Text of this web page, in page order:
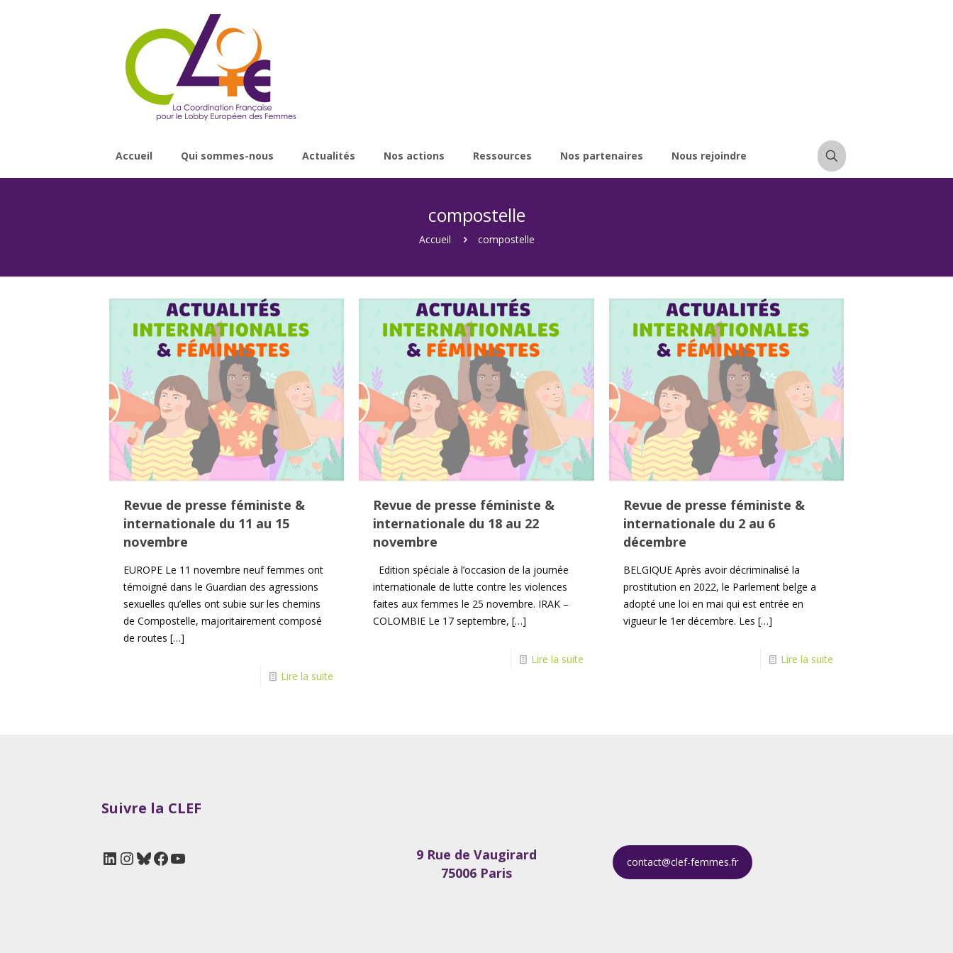
Accueil Qui sommes-nous Actualités Nos actions Ressources Nos partenaires Nous rejoindre
compostelle
Accueil compostelle
Revue de presse féministe &
internationale du 11 au 15
novembre
EUROPE Le 11 novembre neuf femmes ont
témoigné dans le Guardian des agressions
sexuelles qu’elles ont subie sur les chemins
de Compostelle, majoritairement composé
de routes […]
Lire la suite
Revue de presse féministe &
internationale du 18 au 22
novembre
Edition spéciale à l’occasion de la journée
internationale de lutte contre les violences
faites aux femmes le 25 novembre. IRAK –
COLOMBIE Le 17 septembre, […]
Lire la suite
Revue de presse féministe &
internationale du 2 au 6
décembre
BELGIQUE Après avoir décriminalisé la
prostitution en 2022, le Parlement belge a
adopté une loi en mai qui est entrée en
vigueur le 1er décembre. Les […]
Lire la suite
Suivre la CLEF
LinkedIn
Instagram
Bluesky
Facebook
YouTube
9 Rue de Vaugirard
75006 Paris
contact@clef-femmes.fr